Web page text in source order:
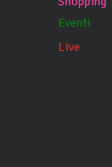
Eventi
Live